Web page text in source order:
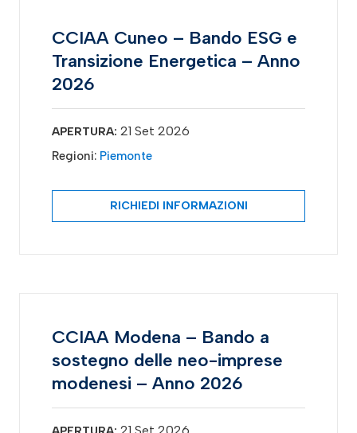
CCIAA Cuneo – Bando ESG e
Transizione Energetica – Anno
2026
APERTURA: 21 Set 2026
Regioni: Piemonte
RICHIEDI INFORMAZIONI
CCIAA Modena – Bando a
sostegno delle neo-imprese
modenesi – Anno 2026